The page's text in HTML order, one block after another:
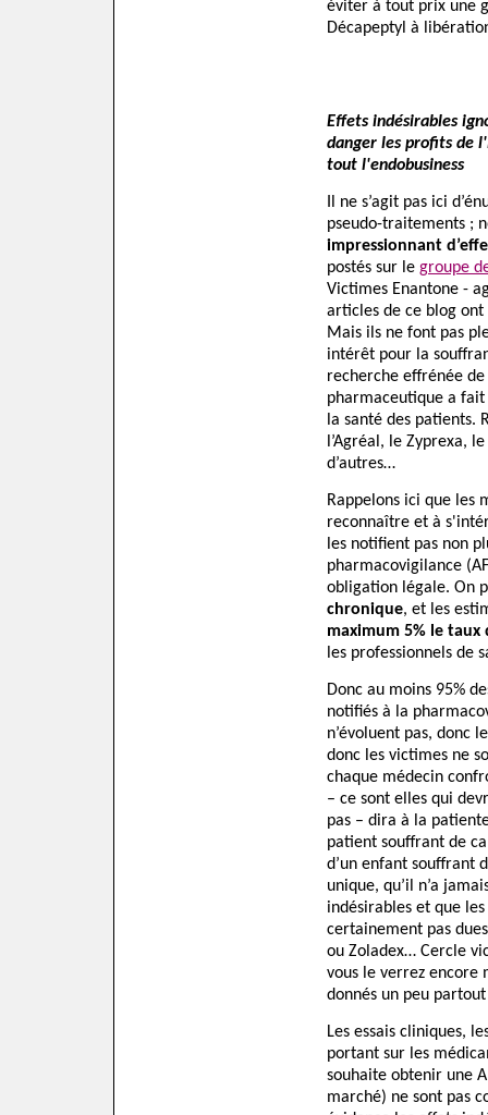
éviter à tout prix une
Décapeptyl à
Effets indésirables
danger les profits de
tout l'endobusiness
Il ne s’agit pas ici
pseudo-traitements ;
impressionnant
postés sur le groupe
Victimes Enantone -
articles de ce blog
Mais ils ne font pas
intérêt pour la
recherche effrénée
pharmaceutique a
la santé des patients.
l’Agréal, le Zyprexa,
d’autres…
Rappelons ici que les
reconnaître et à
les notifient pas non
pharmacovigilance
obligation légale. On
chronique, et les
maximum 5% le
les professionnels de
Donc au moins 95%
notifiés à la
n’évoluent pas, donc
donc les victimes ne
chaque médecin
– ce sont elles qui
pas – dira à la
patient souffrant de
d’un enfant souffrant
unique, qu’il n’a
indésirables et que
certainement pas
ou Zoladex… Cercle
vous le verrez encore
donnés un peu
Les essais cliniques,
portant sur les
souhaite obtenir une
marché) ne sont pas